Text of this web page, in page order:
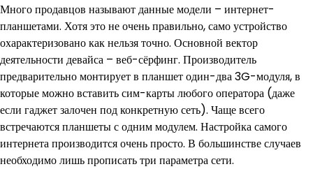
Много продавцов называют данные модели – интернет-
планшетами. Хотя это не очень правильно, само устройство
охарактеризовано как нельзя точно. Основной вектор
деятельности девайса – веб-сёрфинг. Производитель
предварительно монтирует в планшет один-два 3G-модуля, в
которые можно вставить сим-карты любого оператора (даже
если гаджет залочен под конкретную сеть). Чаще всего
встречаются планшеты с одним модулем. Настройка самого
интернета производится очень просто. В большинстве случаев
необходимо лишь прописать три параметра сети.